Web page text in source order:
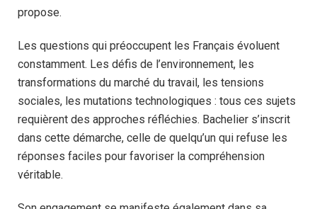
propose.
Les questions qui préoccupent les Français évoluent
constamment. Les défis de l’environnement, les
transformations du marché du travail, les tensions
sociales, les mutations technologiques : tous ces sujets
requièrent des approches réfléchies. Bachelier s’inscrit
dans cette démarche, celle de quelqu’un qui refuse les
réponses faciles pour favoriser la compréhension
véritable.